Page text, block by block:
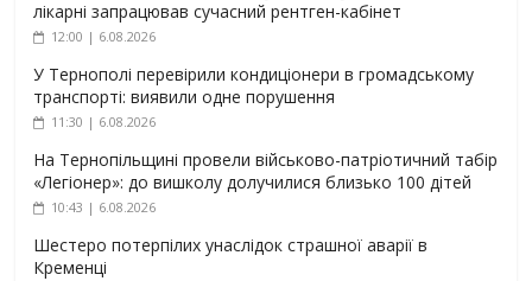
лікарні запрацював сучасний рентген-кабінет
12:00 | 6.08.2026
У Тернополі перевірили кондиціонери в громадському
транспорті: виявили одне порушення
11:30 | 6.08.2026
На Тернопільщині провели військово-патріотичний табір
«Легіонер»: до вишколу долучилися близько 100 дітей
10:43 | 6.08.2026
Шестеро потерпілих унаслідок страшної аварії в
Кременці